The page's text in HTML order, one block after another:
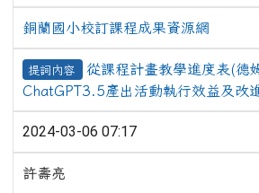
銅蘭國小校訂課程成果資源網
提詞內容
從課程計畫教學進度表(德
ChatGPT3.5產出活動執行效益及改
2024-03-06 07:17
許壽亮